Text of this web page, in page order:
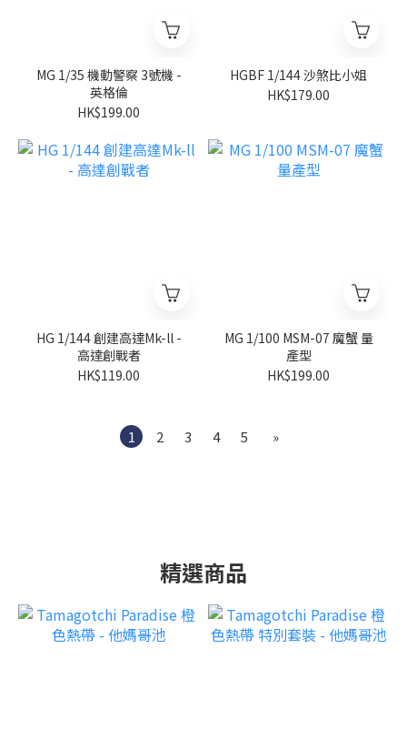
MG 1/35 機動警察 3號機 -
英格倫
HK$199.00
HGBF 1/144 沙煞比小姐
HK$179.00
HG 1/144 創建高達Mk-ll -
高達創戰者
HK$119.00
MG 1/100 MSM-07 魔蟹 量
產型
HK$199.00
1 2 3 4 5 »
精選商品